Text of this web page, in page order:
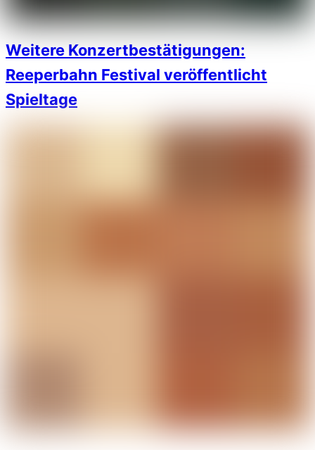
Weitere Konzertbestätigungen:
Reeperbahn Festival veröffentlicht
Spieltage